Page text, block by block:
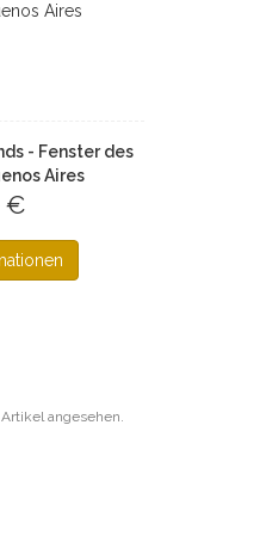
- Fenster des
Aires
€
angesehen.